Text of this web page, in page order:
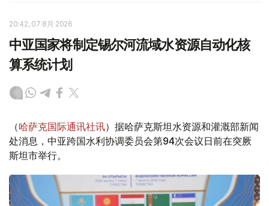
20:42, 07 8月 2026
中亚国家将制定锡尔河流域水资源自动化核
算系统计划
（哈萨克国际通讯社讯）据哈萨克斯坦水资源和灌溉部新闻
处消息，中亚跨国水利协调委员会第94次会议日前在突厥
斯坦市举行。